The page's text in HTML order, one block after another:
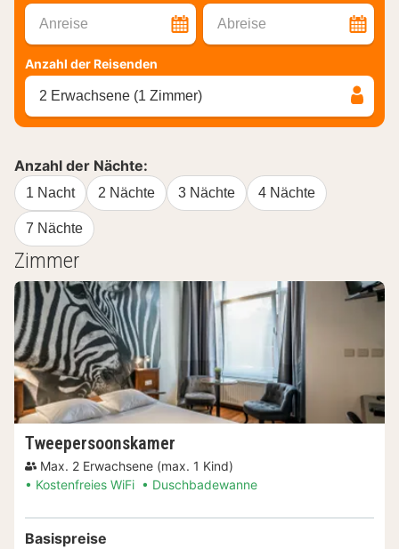
Anreise Abreise
Anzahl der Reisenden
2 Erwachsene (1 Zimmer)
Anzahl der Nächte:
1 Nacht 2 Nächte 3 Nächte 4 Nächte
7 Nächte
Zimmer
Tweepersoonskamer
Max. 2 Erwachsene (max. 1 Kind)
Kostenfreies WiFi
Duschbadewanne
Basispreise